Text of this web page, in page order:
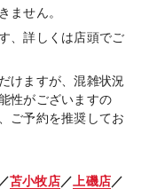
ません。
、詳しくは店頭でご
けますが、混雑状況
性がございますの
ご予約を推奨してお
／苫小牧店／ 上磯店／